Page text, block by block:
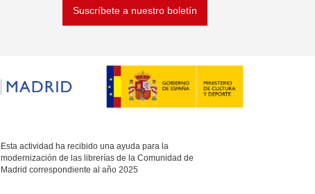
Suscríbete a nuestro boletín
Esta actividad ha recibido una ayuda para la
modernización de las librerías de la Comunidad de
Madrid correspondiente al año 2025